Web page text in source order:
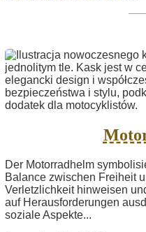
Der Motorradhelm
Balance zwischen Freiheit
Verletzlichkeit hinweisen
auf Herausforderungen
soziale Aspekte...